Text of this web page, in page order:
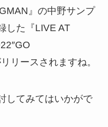
』の中野サンプ
した『LIVE AT
リースされますね。
してみてはいかがで